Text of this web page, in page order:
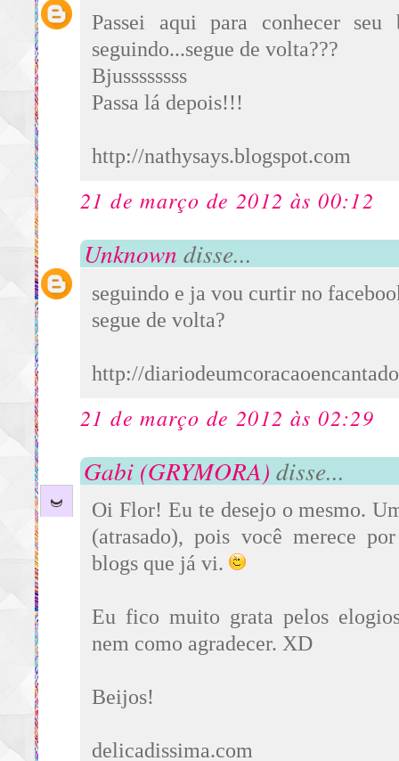
Passei aqui para conhecer
seguindo...segue de volta???
Bjussssssss
Passa lá depois!!!
http://nathysays.blogspot.com
21 de março de 2012 às 00:12
Unknown disse...
seguindo e ja vou curtir no
segue de volta?
http://
21 de março de 2012 às 02:29
Gabi (GRYMORA) disse...
Oi Flor! Eu te desejo o mesmo.
(atrasado), pois você merece
blogs que já vi.
Eu fico muito grata pelos
nem como agradecer. XD
Beijos!
delicadissima.com